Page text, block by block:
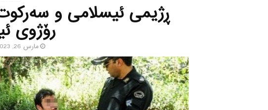
ڕژیمی ئیسلامی و
رۆژوی
مارس 26, 2023